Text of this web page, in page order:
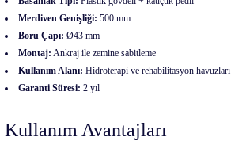
Merdiven Genişliği: 500 mm
Boru Çapı: Ø43 mm
Montaj: Ankraj ile zemine sabitleme
Kullanım Alanı: Hidroterapi ve rehabilitasyon havuzları
Garanti Süresi: 2 yıl
Kullanım Avantajları